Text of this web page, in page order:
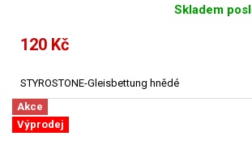
Skladem
120 Kč
STYROSTONE-Gleisbettung hnědé
Akce
Výprodej